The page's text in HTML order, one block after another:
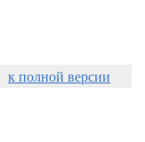
к полной версии